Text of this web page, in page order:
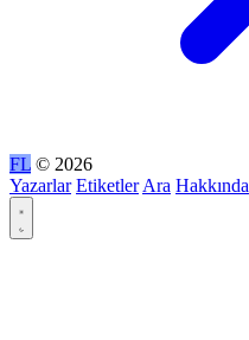
FL © 2026
Yazarlar Etiketler Ara Hakkında